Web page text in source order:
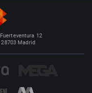
12
Madrid